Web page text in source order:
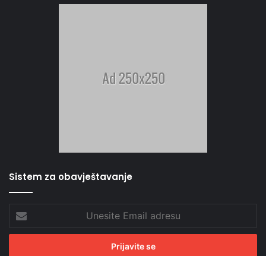
Sistem za obavještavanje
Unesite
Email
adresu